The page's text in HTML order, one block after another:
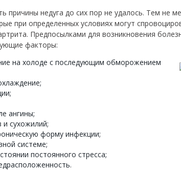
причины недуга до сих пор не удалось. Тем не
при определенных условиях могут
Предпосылками для возникновения
факторы:
на холоде с последующим обморожением
ангины;
и сухожилий;
форму инфекции;
системе;
постоянного стресса;